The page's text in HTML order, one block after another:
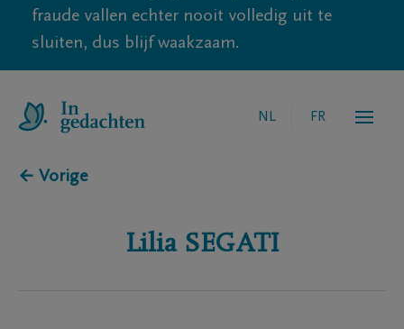
fraude vallen echter nooit volledig uit te
sluiten, dus blijf waakzaam.
NL FR
← Vorige
Lilia SEGATI